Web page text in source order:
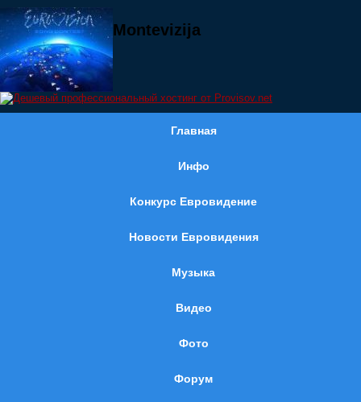
Montevizija
Главная
Инфо
Конкурс Евровидение
Новости Евровидения
Музыка
Видео
Фото
Форум